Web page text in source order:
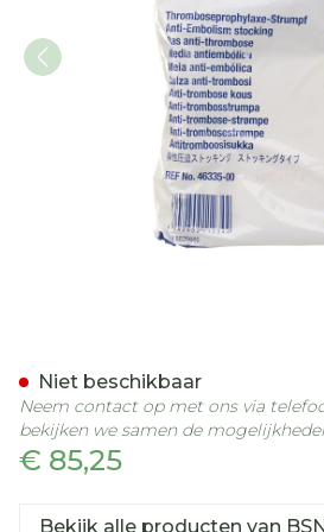
€ 85,25
Niet beschikbaar
Neem contact op met ons via
bekijken we samen de
Bekijk alle producten van